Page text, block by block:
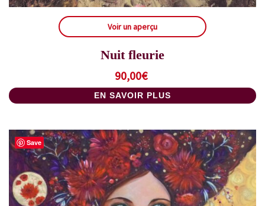
Voir un aperçu
Nuit fleurie
90,00€
EN SAVOIR PLUS
Save